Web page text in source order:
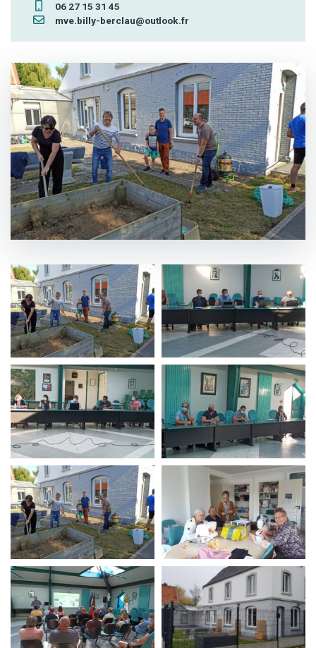
06 27 15 31 45
mve.billy-berclau@outlook.fr